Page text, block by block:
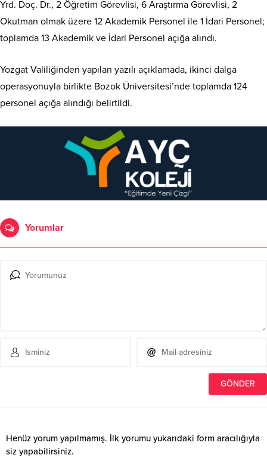
Yrd. Doç. Dr., 2 Öğretim Görevlisi, 6 Araştırma Görevlisi, 2
Okutman olmak üzere 12 Akademik Personel ile 1 İdari Personel;
toplamda 13 Akademik ve İdari Personel açığa alındı.
Yozgat Valiliğinden yapılan yazılı açıklamada, ikinci dalga
operasyonuyla birlikte Bozok Üniversitesi’nde toplamda 124
personel açığa alındığı belirtildi.
Yorumlar
Henüz yorum yapılmamış. İlk yorumu yukarıdaki form aracılığıyla
siz yapabilirsiniz.